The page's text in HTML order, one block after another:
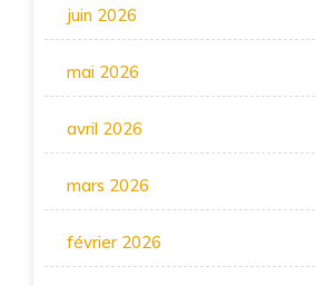
juin 2026
mai 2026
avril 2026
mars 2026
février 2026